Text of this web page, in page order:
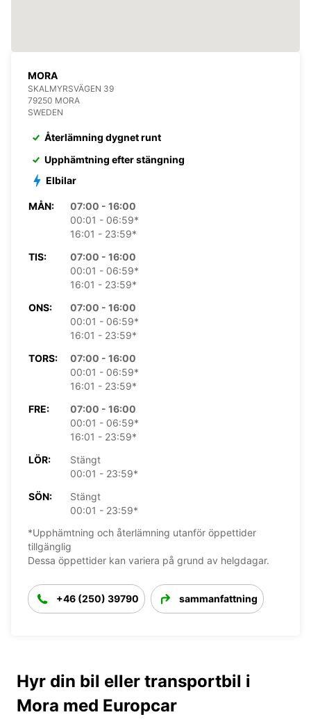
MORA
SKALMYRSVÄGEN 39
79250 MORA
SWEDEN
Återlämning dygnet runt
Upphämtning efter stängning
Elbilar
MÅN:
07:00 - 16:00
00:01 - 06:59*
16:01 - 23:59*
TIS:
07:00 - 16:00
00:01 - 06:59*
16:01 - 23:59*
ONS:
07:00 - 16:00
00:01 - 06:59*
16:01 - 23:59*
TORS:
07:00 - 16:00
00:01 - 06:59*
16:01 - 23:59*
FRE:
07:00 - 16:00
00:01 - 06:59*
16:01 - 23:59*
LÖR:
Stängt
00:01 - 23:59*
SÖN:
Stängt
00:01 - 23:59*
*Upphämtning och återlämning utanför öppettider
tillgänglig
Dessa öppettider kan variera på grund av helgdagar.
+46 (250) 39790 sammanfattning
Hyr din bil eller transportbil i
Mora med Europcar